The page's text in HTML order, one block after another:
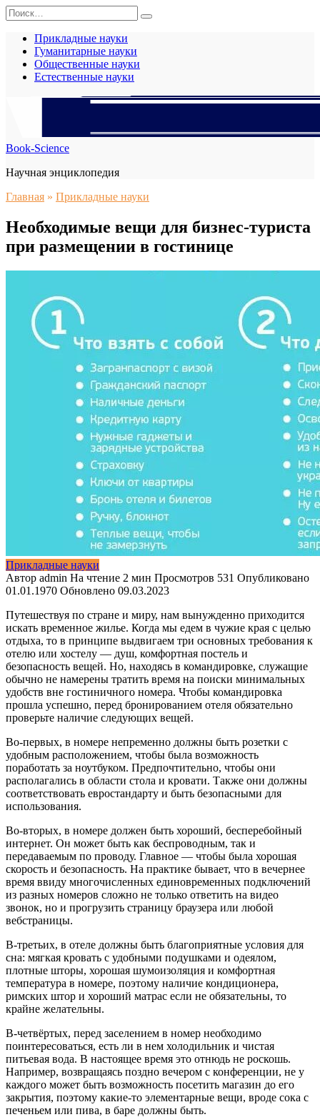
Перейти
к
содержанию
Search
for:
Прикладные науки
Гуманитарные науки
Общественные науки
Естественные науки
Book-Science
Научная энциклопедия
Главная » Прикладные науки
Необходимые вещи для бизнес-туриста
при размещении в гостинице
Прикладные науки
Автор admin На чтение 2 мин Просмотров 531 Опубликовано
01.01.1970 Обновлено 09.03.2023
Путешествуя по стране и миру, нам вынужденно приходится
искать временное жилье. Когда мы едем в чужие края с целью
отдыха, то в принципе выдвигаем три основных требования к
отелю или хостелу — душ, комфортная постель и
безопасность вещей. Но, находясь в командировке, служащие
обычно не намерены тратить время на поиски минимальных
удобств вне гостиничного номера. Чтобы командировка
прошла успешно, перед бронированием отеля обязательно
проверьте наличие следующих вещей.
Во-первых, в номере непременно должны быть розетки с
удобным расположением, чтобы была возможность
поработать за ноутбуком. Предпочтительно, чтобы они
располагались в области стола и кровати. Также они должны
соответствовать евростандарту и быть безопасными для
использования.
Во-вторых, в номере должен быть хороший, бесперебойный
интернет. Он может быть как беспроводным, так и
передаваемым по проводу. Главное — чтобы была хорошая
скорость и безопасность. На практике бывает, что в вечернее
время ввиду многочисленных единовременных подключений
из разных номеров сложно не только ответить на видео
звонок, но и прогрузить страницу браузера или любой
вебстраницы.
В-третьих, в отеле должны быть благоприятные условия для
сна: мягкая кровать с удобными подушками и одеялом,
плотные шторы, хорошая шумоизоляция и комфортная
температура в номере, поэтому наличие кондиционера,
римских штор и хороший матрас если не обязательны, то
крайне желательны.
В-четвёртых, перед заселением в номер необходимо
поинтересоваться, есть ли в нем холодильник и чистая
питьевая вода. В настоящее время это отнюдь не роскошь.
Например, возвращаясь поздно вечером с конференции, не у
каждого может быть возможность посетить магазин до его
закрытия, поэтому какие-то элементарные вещи, вроде сока с
печеньем или пива, в баре должны быть.